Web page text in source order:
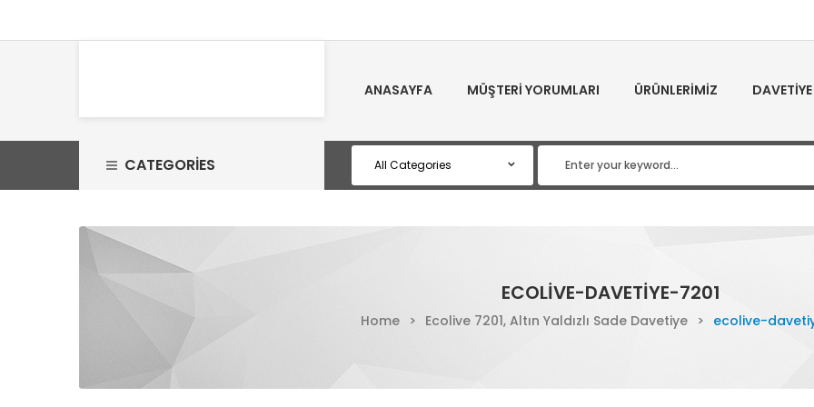
ANASAYFA MÜŞTERI YORUMLARI ÜRÜNLERIMIZ
CATEGORIES
ECOLIVE-DAVETIYE-7201
Home > Ecolive 7201, Altın Yaldızlı Sade Davetiye > ecolive-